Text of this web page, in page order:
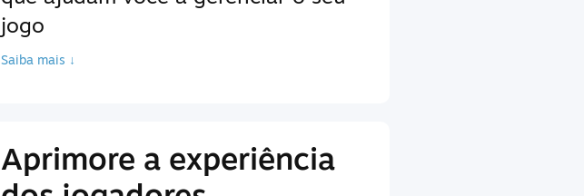
jogo
Saiba mais ↓
Aprimore a experiência